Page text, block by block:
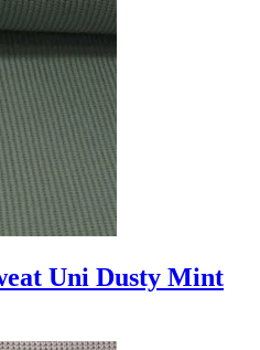
Uni Dusty Mint